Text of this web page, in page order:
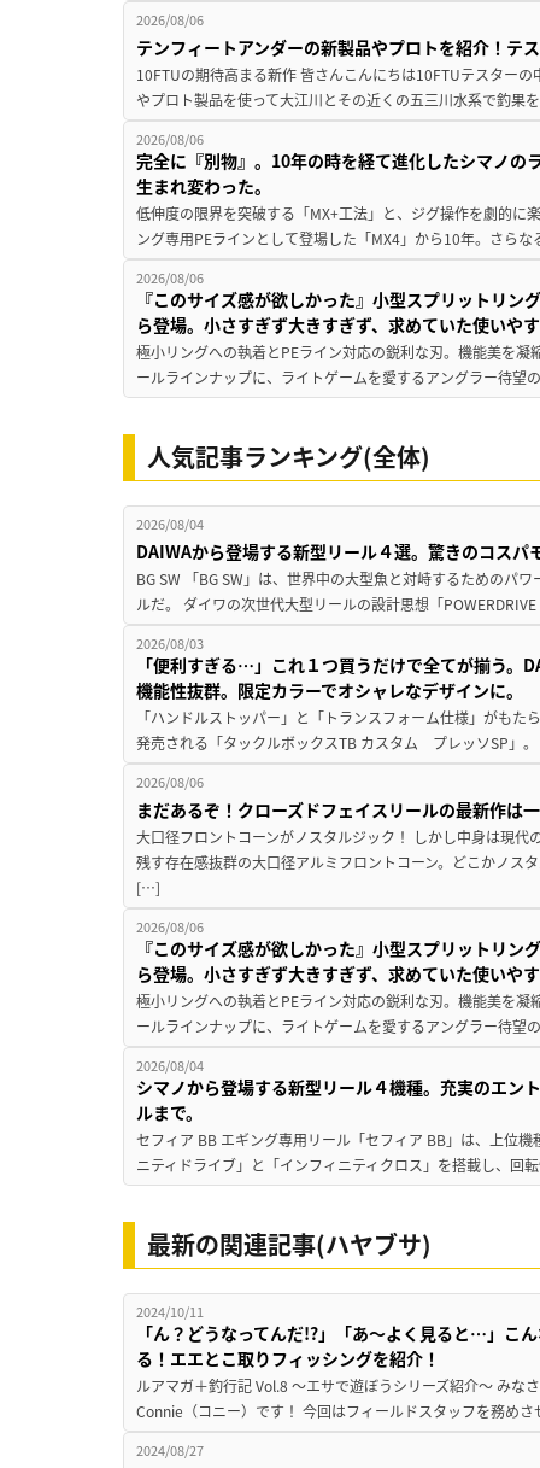
2026/08/06
テンフィートアンダーの新製品やプロトを紹介！テ
10FTUの期待高まる新作 皆さんこんにちは10FTUテスター
やプロト製品を使って大江川とその近くの五三川水系で釣
2026/08/06
完全に『別物』。10年の時を経て進化したシマノの
生まれ変わった。
低伸度の限界を突破する「MX+工法」と、ジグ操作を劇的に
ング専用PEラインとして登場した「MX4」から10年。さら
2026/08/06
『このサイズ感が欲しかった』小型スプリットリ
ら登場。小さすぎず大きすぎず、求めていた使いや
極小リングへの執着とPEライン対応の鋭利な刃。機能美を
ールラインナップに、ライトゲームを愛するアングラー待
人気記事ランキング(全体)
2026/08/04
DAIWAから登場する新型リール４選。驚きのコス
BG SW 「BG SW」は、世界中の大型魚と対峙するためのパ
ルだ。 ダイワの次世代大型リールの設計思想「
2026/08/03
「便利すぎる…」これ１つ買うだけで全てが揃う。
機能性抜群。限定カラーでオシャレなデザインに。
「ハンドルストッパー」と「トランスフォーム仕様」がもた
発売される「タックルボックスTB カスタム プレッソSP」
2026/08/06
まだあるぞ！クローズドフェイスリールの最新作は
大口径フロントコーンがノスタルジック！ しかし中身は現
残す存在感抜群の大口径アルミフロントコーン。どこかノス
[…]
2026/08/06
『このサイズ感が欲しかった』小型スプリットリ
ら登場。小さすぎず大きすぎず、求めていた使いや
極小リングへの執着とPEライン対応の鋭利な刃。機能美を
ールラインナップに、ライトゲームを愛するアングラー待
2026/08/04
シマノから登場する新型リール４機種。充実のエン
ルまで。
セフィア BB エギング専用リール「セフィア BB」は、上位
ニティドライブ」と「インフィニティクロス」を搭載し、
最新の関連記事(ハヤブサ)
2024/10/11
「ん？どうなってんだ!?」「あ〜よく見ると…」こ
る！エエとこ取りフィッシングを紹介！
ルアマガ＋釣行記 Vol.8 ～エサで遊ぼうシリーズ紹介～ みな
Connie（コニー）です！ 今回はフィールドスタッフを務め
2024/08/27